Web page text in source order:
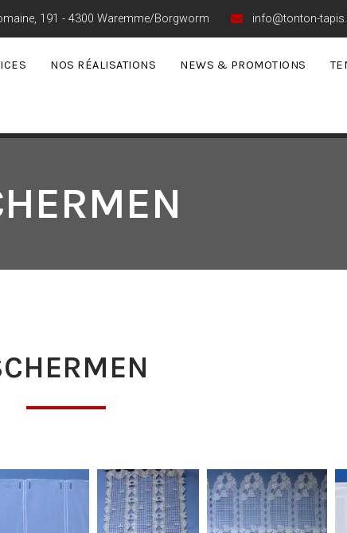
191 - 4300 Waremme/Borgworm info@tonton-
NOS RÉALISATIONS NEWS & PROMOTIONS